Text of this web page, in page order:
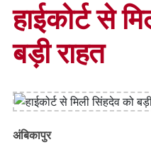
हाईकोर्ट से
बड़ी राहत
अंबिकापुर